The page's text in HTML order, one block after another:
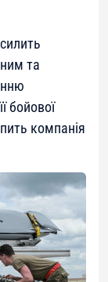
та
бойової
компанія